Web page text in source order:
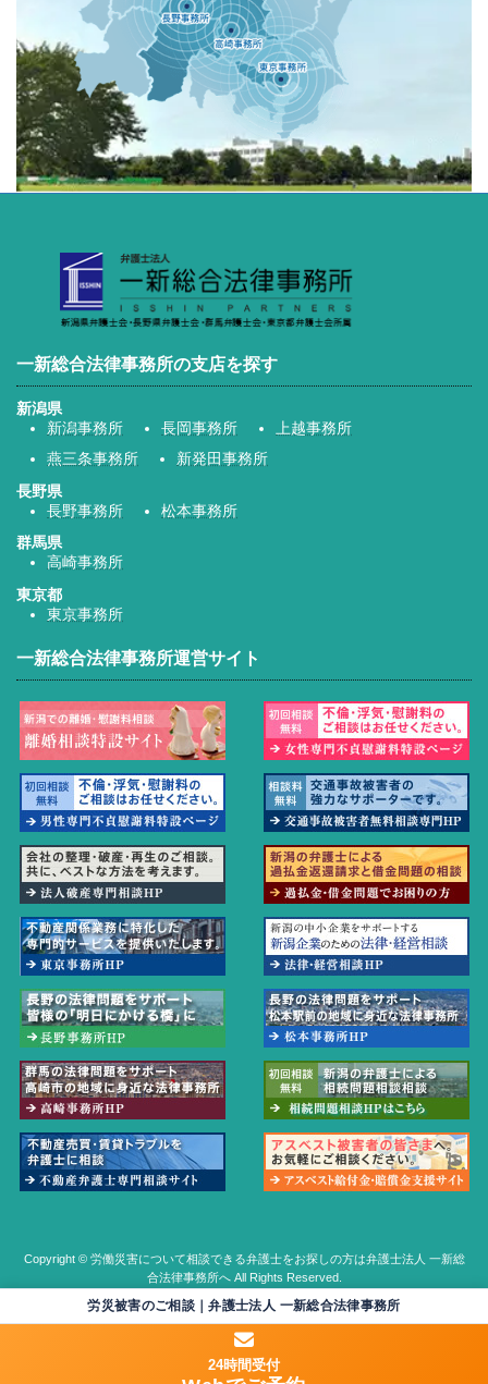
一新総合法律事務所の支店を探す
新潟県
新潟事務所
長岡事務所
上越事務所
燕三条事務所
新発田事務所
長野県
長野事務所
松本事務所
群馬県
高崎事務所
東京都
東京事務所
一新総合法律事務所運営サイト
Copyright © 労働災害について相談できる弁護士をお探しの方は弁護士法人 一新総
合法律事務所へ All Rights Reserved.
労災被害のご相談｜弁護士法人 一新総合法律事務所
24時間受付